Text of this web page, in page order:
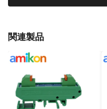
関連製品